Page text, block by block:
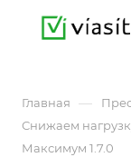
Главная —
Снижаем
Максимум 1.7.0